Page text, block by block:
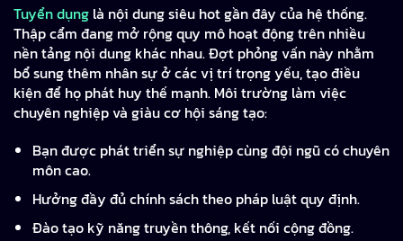
Tuyển dụng là nội dung siêu hot gần đây của hệ thống.
Thập cẩm đang mở rộng quy mô hoạt động trên nhiều
nền tảng nội dung khác nhau. Đợt phỏng vấn này nhằm
bổ sung thêm nhân sự ở các vị trí trọng yếu, tạo điều
kiện để họ phát huy thế mạnh. Môi trường làm việc
chuyên nghiệp và giàu cơ hội sáng tạo:
Bạn được phát triển sự nghiệp cùng đội ngũ có chuyên
môn cao.
Hưởng đầy đủ chính sách theo pháp luật quy định.
Đào tạo kỹ năng truyền thông, kết nối cộng đồng.